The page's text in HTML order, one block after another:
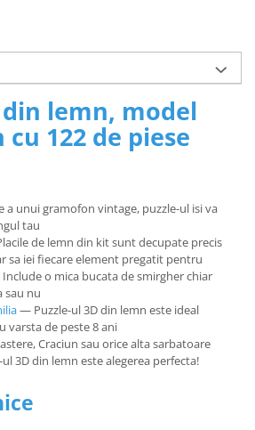
din lemn, model
122 de piese
unui gramofon vintage, puzzle-ul isi va
tau
de lemn din kit sunt decupate precis
sa iei fiecare element pregatit pentru
Include o mica bucata de smirgher chiar
sau nu
— Puzzle-ul 3D din lemn este ideal
varsta de peste 8 ani
Craciun sau orice alta sarbatoare
3D din lemn este alegerea perfecta!